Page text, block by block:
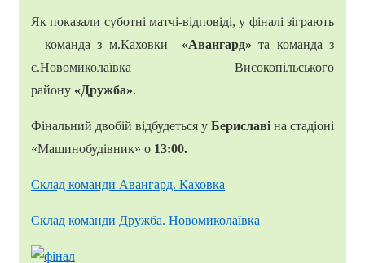
Як показали суботні матчі-відповіді, у фіналі зіграють
– команда з м.Каховки «Авангард» та команда з
с.Новомиколаївка Високопільського
району «Дружба».
Фінальний двобій відбудеться у Бериславі на стадіоні
«Машинобудівник» о 13:00.
Склад команди Авангард. Каховка
Склад команди Дружба. Новомиколаївка